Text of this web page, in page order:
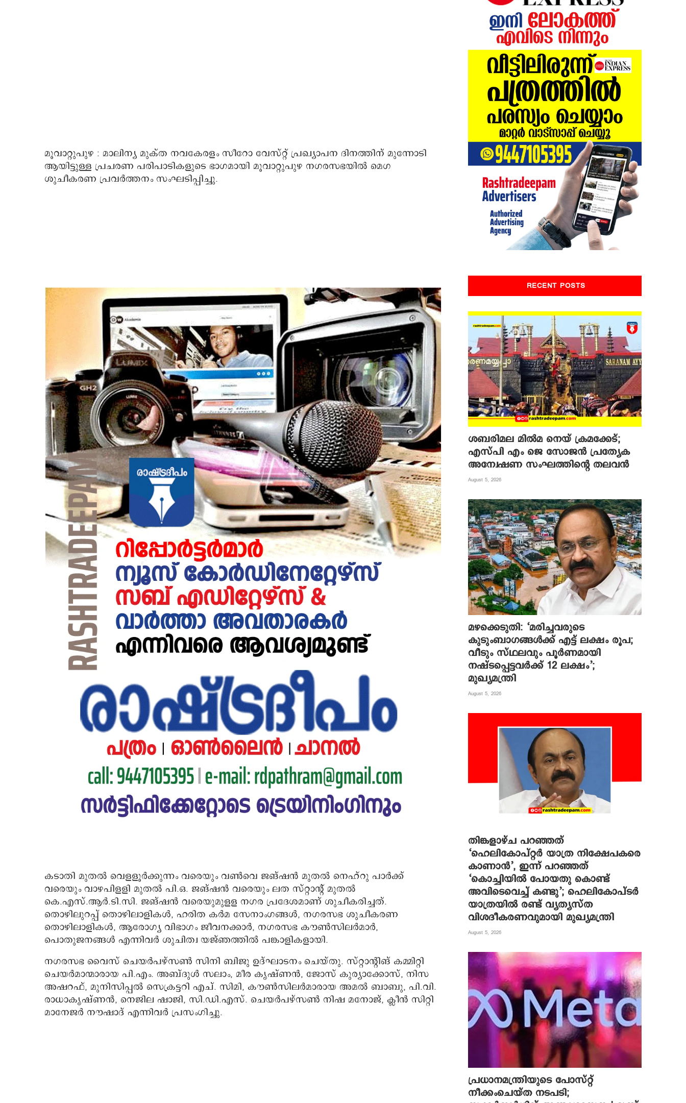
മൂവാറ്റുപുഴ : മാലിന്യ മുക്ത നവകേരളം സീറോ വേസ്റ്റ് പ്രഖ്യാപന ദിനത്തിന് മുന്നോടി
ആയിട്ടുള്ള പ്രചരണ പരിപാടികളുടെ ഭാഗമായി മൂവാറ്റുപുഴ നഗരസഭയിൽ മെഗ
ശുചീകരണ പ്രവർത്തനം സംഘടിപ്പിച്ചു.
കടാതി മുതൽ വെളളൂർക്കുന്നം വരെയും വൺവെ ജങ്ഷൻ മുതൽ നെഹ്റു പാർക്ക്
വരെയും വാഴപിളളി മുതൽ പി.ഒ. ജങ്ഷൻ വരെയും ലത സ്റ്റാന്റ് മുതൽ
കെ.എസ്.ആർ.ടി.സി. ജങ്ഷൻ വരെയുമുളള നഗര പ്രദേശമാണ് ശുചീകരിച്ചത്.
തൊഴിലുറപ്പ് തൊഴിലാളികൾ, ഹരിത കർമ സേനാംഗങ്ങൾ, നഗരസഭ ശുചീകരണ
തൊഴിലാളികൾ, ആരോഗ്യ വിഭാഗം ജീവനക്കാർ, നഗരസഭ കൗൺസിലർമാർ,
പൊതുജനങ്ങൾ എന്നിവർ ശുചിത്വ യജ്ഞത്തിൽ പങ്കാളികളായി.
നഗരസഭ വൈസ് ചെയർപഴ്സൺ സിനി ബിജു ഉദ്ഘാടനം ചെയ്തു. സ്റ്റാന്റിങ് കമ്മിറ്റി
ചെയർമാന്മാരായ പി.എം. അബ്ദുൾ സലാം, മീര കൃഷ്ണൻ, ജോസ് കുര്യാക്കോസ്, നിസ
അഷറഫ്, മുനിസിപ്പൽ സെക്രട്ടറി എച്. സിമി, കൗൺസിലർമാരായ അമൽ ബാബു, പി.വി.
രാധാകൃഷ്ണൻ, നെജില ഷാജി, സി.ഡി.എസ്. ചെയർപഴ്സൺ നിഷ മനോജ്, ക്ലീൻ സിറ്റി
മാനേജർ നൗഷാദ് എന്നിവർ പ്രസംഗിച്ചു.
RECENT POSTS
ശബരിമല മില്‍മ നെയ് ക്രമക്കേട്;
എസ്പി എം ജെ സോജന്‍ പ്രത്യേക
അന്വേഷണ സംഘത്തിന്റെ തലവന്‍
August 5, 2026
മഴക്കെടുതി: ‘മരിച്ചവരുടെ
കുടുംബാഗങ്ങൾക്ക് എട്ട് ലക്ഷം രൂപ;
വീടും സ്ഥലവും പൂർണമായി
നഷ്ടപ്പെട്ടവർക്ക് 12 ലക്ഷം’;
മുഖ്യമന്ത്രി
August 5, 2026
തിങ്കളാഴ്ച പറഞ്ഞത്
‘ഹെലികോപ്റ്റർ യാത്ര നിക്ഷേപകരെ
കാണാൻ’, ഇന്ന് പറഞ്ഞത്
‘കൊച്ചിയിൽ പോയതു കൊണ്ട്
അവിടെവെച്ച് കണ്ടു’; ഹെലികോപ്ടർ
യാത്രയിൽ രണ്ട് വ്യത്യസ്ത
വിശദീകരണവുമായി മുഖ്യമന്ത്രി
August 5, 2026
പ്രധാനമന്ത്രിയുടെ പോസ്റ്റ്
നീക്കംചെയ്ത നടപടി;